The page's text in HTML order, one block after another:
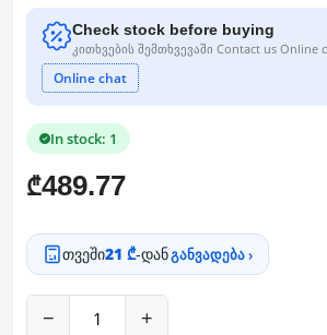
Check stock before buying
კითხვების შემთხვევაში Contact us Online
Online chat
In stock: 1
₾489.77
თვეში21 ₾-დანგანვადება ›
− +